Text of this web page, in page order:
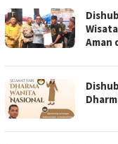
Aman